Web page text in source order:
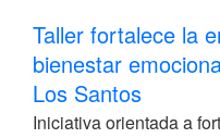
Taller fortalece la
bienestar
Los Santos
Iniciativa orientada a